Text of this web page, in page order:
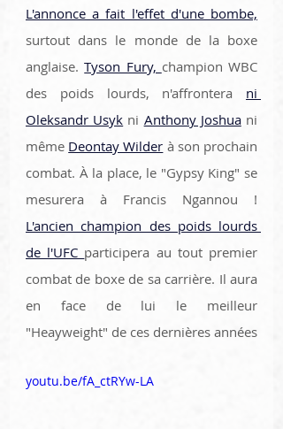
L'annonce a fait l'effet d'une bombe,
surtout dans le monde de la boxe
anglaise. Tyson Fury, champion WBC
des poids lourds, n'affrontera ni
Oleksandr Usyk ni Anthony Joshua ni
même Deontay Wilder à son prochain
combat. À la place, le "Gypsy King" se
L'ancien champion des poids lourds
de l'UFC participera au tout premier
combat de boxe de sa carrière. Il aura
en face de lui le meilleur
"Heayweight" de ces dernières années
youtu.be/fA_ctRYw-LA